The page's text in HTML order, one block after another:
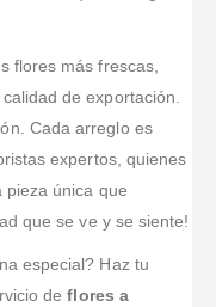
flores más frescas,
de exportación.
Cada arreglo es
expertos, quienes
única que
que se ve y se siente!
especial? Haz tu
deflores a